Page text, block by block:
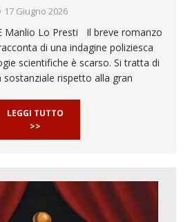
17 Giugno 2026
Manlio Lo Presti Il breve romanzo
di una indagine poliziesca
scientifiche è scarso. Si tratta di
sostanziale rispetto alla gran
LEGGI TUTTO
>>